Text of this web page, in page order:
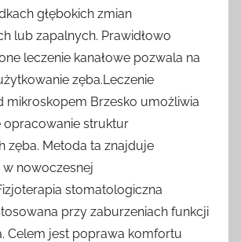
głębokich zmian
lub zapalnych. Prawidłowo
leczenie kanałowe pozwala na
zęba.Leczenie
mikroskopem Brzesko umożliwia
opracowanie struktur
zęba. Metoda ta znajduje
nowoczesnej
stomatologiczna
przy zaburzeniach funkcji
Celem jest poprawa komfortu